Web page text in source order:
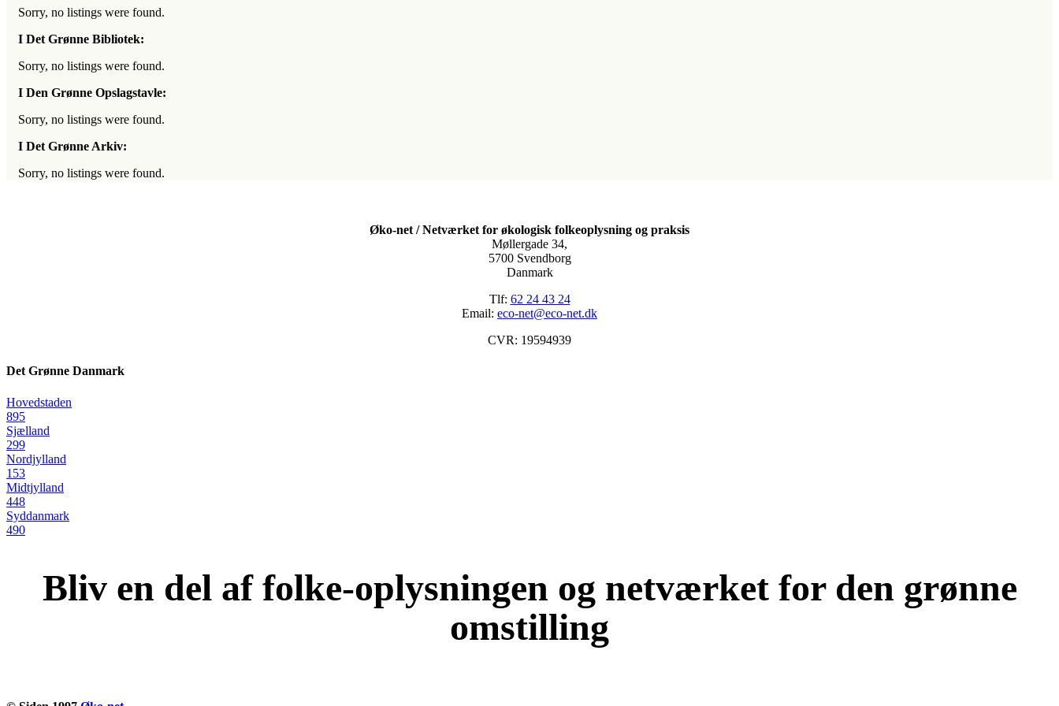
Sorry, no listings were found.
I Det Grønne Bibliotek:
Sorry, no listings were found.
I Den Grønne Opslagstavle:
Sorry, no listings were found.
I Det Grønne Arkiv:
Sorry, no listings were found.
Øko-net / Netværket for økologisk folkeoplysning og praksis
Møllergade 34,
5700 Svendborg
Danmark
Tlf: 62 24 43 24
Email: eco-net@eco-net.dk
CVR: 19594939
Det Grønne Danmark
Hovedstaden
895
Sjælland
299
Nordjylland
153
Midtjylland
448
Syddanmark
490
Bliv en del af folke-oplysningen og netværket for den grønne
omstilling